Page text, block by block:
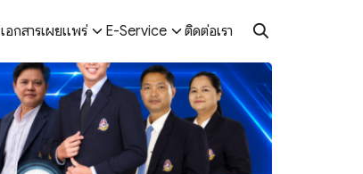
เอกสารเผยแพร่ E-Service ติดต่อเรา